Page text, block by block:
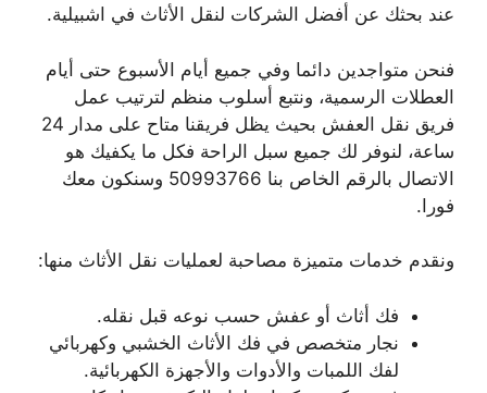
عند بحثك عن أفضل الشركات لنقل الأثاث في اشبيلية.
فنحن متواجدين دائما وفي جميع أيام الأسبوع حتى أيام
العطلات الرسمية، ونتبع أسلوب منظم لترتيب عمل
فريق نقل العفش بحيث يظل فريقنا متاح على مدار 24
ساعة، لنوفر لك جميع سبل الراحة فكل ما يكفيك هو
الاتصال بالرقم الخاص بنا 50993766 وسنكون معك
فورا.
ونقدم خدمات متميزة مصاحبة لعمليات نقل الأثاث منها:
فك أثاث أو عفش حسب نوعه قبل نقله.
نجار متخصص في فك الأثاث الخشبي وكهربائي
لفك اللمبات والأدوات والأجهزة الكهربائية.